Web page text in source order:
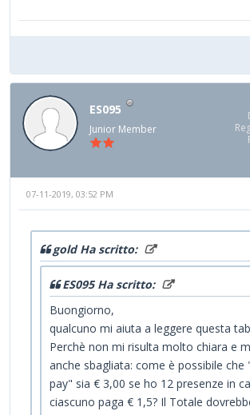
ES095
Junior Member
07-11-2019, 03:52 PM
gold Ha scritto:
ES095 Ha scritto:
Buongiorno,
qualcuno mi aiuta a leggere questa
Perchè non mi risulta molto chiara e
anche sbagliata: come è possibile
pay" sia € 3,00 se ho 12 presenze in
ciascuno paga € 1,5? Il Totale